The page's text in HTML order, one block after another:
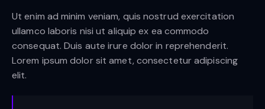
Ut enim ad minim veniam, quis nostrud exercitation
ullamco laboris nisi ut aliquip ex ea commodo
consequat. Duis aute irure dolor in reprehenderit.
Lorem ipsum dolor sit amet, consectetur adipiscing
elit.